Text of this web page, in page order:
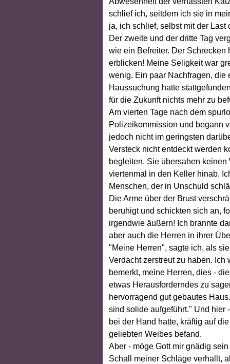
schlief ich, seitdem ich sie in
ja, ich schlief, selbst mit der Last
Der zweite und der dritte Tag
wie ein Befreiter. Der Schrecken
erblicken! Meine Seligkeit war
wenig. Ein paar Nachfragen, die
Haussuchung hatte
für die Zukunft nichts mehr zu
Am vierten Tage nach dem
Polizeikommission und begann
jedoch nicht im geringsten
Versteck nicht entdeckt werden
begleiten. Sie übersahen
viertenmal in den Keller hinab.
Menschen, der in Unschuld
Die Arme über der Brust
beruhigt und schickten sich an,
irgendwie äußern! Ich brannte
aber auch die Herren in ihrer
"Meine Herren", sagte ich, als
Verdacht zerstreut zu haben.
bemerkt, meine Herren, dies -
etwas Herausforderndes zu
hervorragend gut gebautes
sind solide aufgeführt." Und hier
bei der Hand hatte, kräftig auf
geliebten Weibes befand.
Aber - möge Gott mir gnädig
Schall meiner Schläge verhallt,